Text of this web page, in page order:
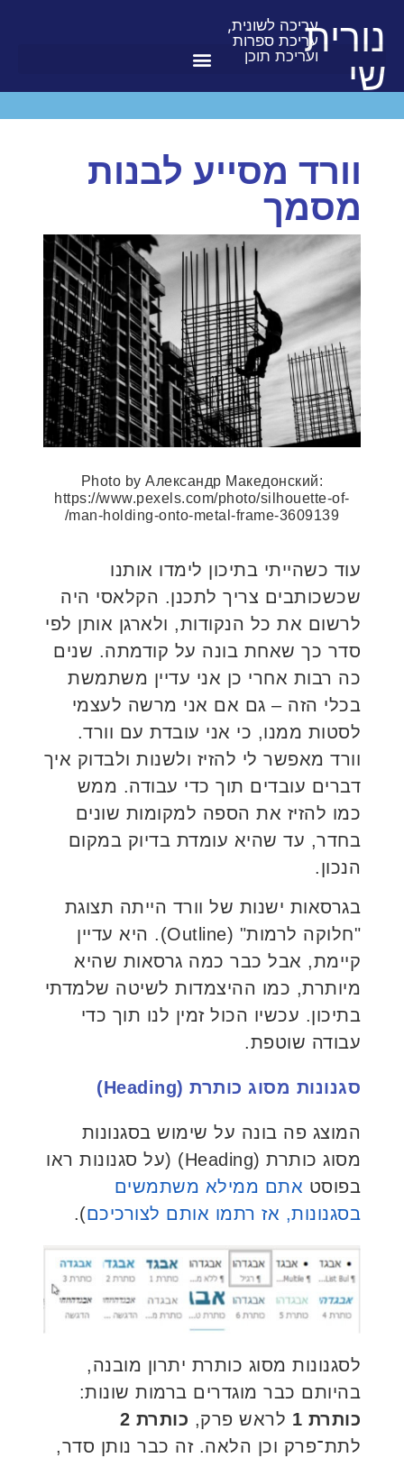
נורית
שי
עריכה לשונית,
עריכת ספרות
ועריכת תוכן
וורד מסייע לבנות
מסמך
Photo by Александр Македонский:
https://www.pexels.com/photo/silhouette-of-
man-holding-onto-metal-frame-3609139/
עוד כשהייתי בתיכון לימדו אותנו
שכשכותבים צריך לתכנן. הקלאסי היה
לרשום את כל הנקודות, ולארגן אותן לפי
סדר כך שאחת בונה על קודמתה. שנים
כה רבות אחרי כן אני עדיין משתמשת
בכלי הזה – גם אם אני מרשה לעצמי
לסטות ממנו, כי אני עובדת עם וורד.
וורד מאפשר לי להזיז ולשנות ולבדוק איך
דברים עובדים תוך כדי עבודה. ממש
כמו להזיז את הספה למקומות שונים
בחדר, עד שהיא עומדת בדיוק במקום
הנכון.
בגרסאות ישנות של וורד הייתה תצוגת
"חלוקה לרמות" (Outline). היא עדיין
קיימת, אבל כבר כמה גרסאות שהיא
מיותרת, כמו ההיצמדות לשיטה שלמדתי
בתיכון. עכשיו הכול זמין לנו תוך כדי
עבודה שוטפת.
סגנונות מסוג כותרת (Heading)
המוצג פה בונה על שימוש בסגנונות
מסוג כותרת (Heading) (על סגנונות ראו
בפוסט אתם ממילא משתמשים
בסגנונות, אז רתמו אותם לצורכיכם).
לסגנונות מסוג כותרת יתרון מובנה,
בהיותם כבר מוגדרים ברמות שונות:
כותרת 1
לראש פרק, כותרת 2
לתת־פרק וכן הלאה. זה כבר נותן סדר,